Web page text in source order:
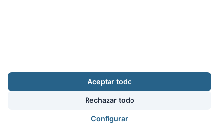
Aviso legal Configurar cookies
Contacto
Calle Puerto Rico, 29 local C · 28016 Madrid
Aceptar todo
Rechazar todo
Configurar